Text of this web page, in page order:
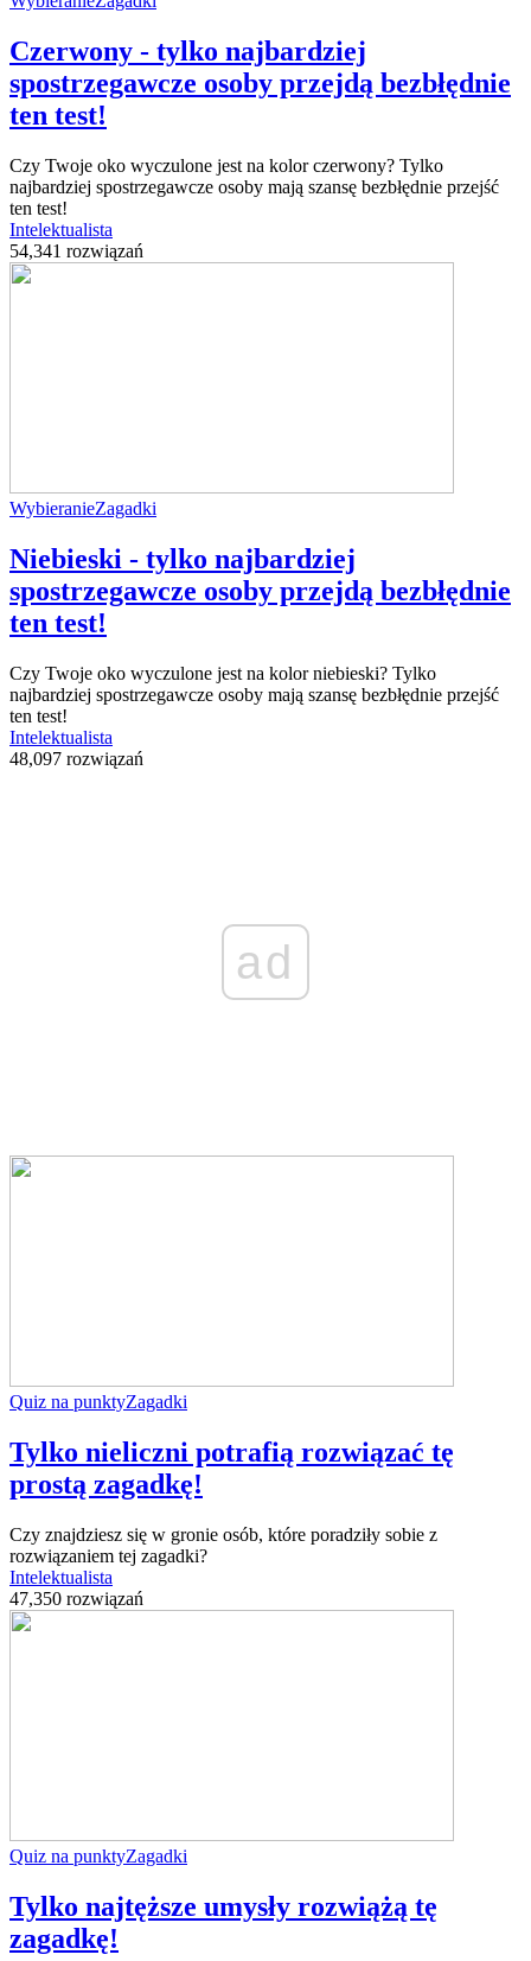
Czerwony - tylko najbardziej
spostrzegawcze osoby przejdą bezbłędnie
ten test!
Czy Twoje oko wyczulone jest na kolor czerwony? Tylko
najbardziej spostrzegawcze osoby mają szansę bezbłędnie przejść
ten test!
Intelektualista
54,341 rozwiązań
WybieranieZagadki
Niebieski - tylko najbardziej
spostrzegawcze osoby przejdą bezbłędnie
ten test!
Czy Twoje oko wyczulone jest na kolor niebieski? Tylko
najbardziej spostrzegawcze osoby mają szansę bezbłędnie przejść
ten test!
Intelektualista
48,097 rozwiązań
ad
Quiz na punktyZagadki
Tylko nieliczni potrafią rozwiązać tę
prostą zagadkę!
Czy znajdziesz się w gronie osób, które poradziły sobie z
rozwiązaniem tej zagadki?
Intelektualista
47,350 rozwiązań
Quiz na punktyZagadki
Tylko najtęższe umysły rozwiążą tę
zagadkę!